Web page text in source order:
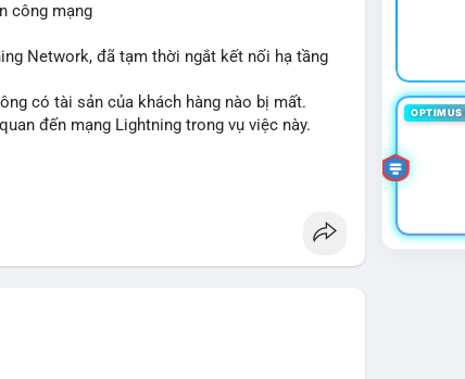
công mạng
Network, đã tạm thời ngắt kết nối hạ tầng
có tài sản của khách hàng nào bị mất.
đến mạng Lightning trong vụ việc này.
OPTIMUS